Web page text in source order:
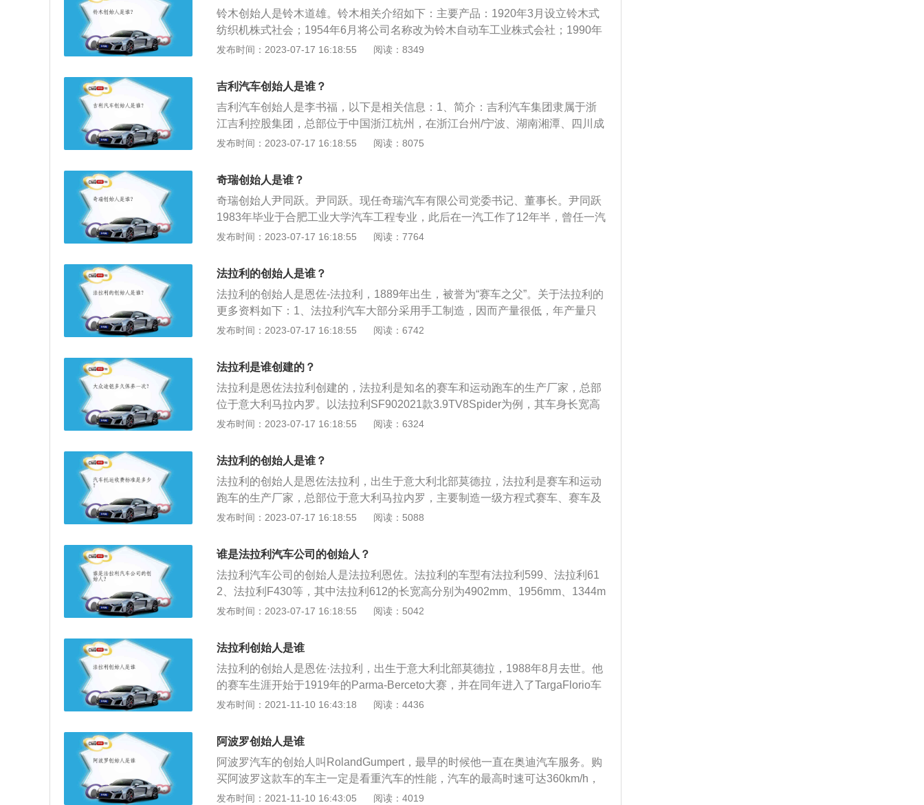
灭。
铃木创始人是铃木道雄。铃木相关介绍如下：主要产品：1920年3月设立铃木式
纺织机株式社会；1954年6月将公司名称改为铃木自动车工业株式会社；1990年
10月将公司名称改为铃木株式会社。主要产品：汽车、摩托车、舷外机、摩托
木商标图案中的“S”是“SUZUKI”的第一个大写字母，它给人以无穷力量的感觉，
象征无限发展的铃木汽车公司。
发布时间：2023-07-17 16:18:55 阅读：8349
吉利汽车创始人是谁？
吉利汽车创始人是李书福，以下是相关信息：1、简介：吉利汽车集团隶属于浙
江吉利控股集团，总部位于中国浙江杭州，在浙江台州/宁波、湖南湘潭、四川成
都、陕西宝鸡、山西晋中等地建有汽车整车和动力总成制造基地，并在白俄罗斯
牌3.0时代的六块宝石设计理念，以延展的宇宙为设计源点，将星光银、深空灰和
地球蓝融汇其中，展示了吉利汽车从品牌3.0时代的蓝天大地，升级为对广袤宇宙
的追求。
发布时间：2023-07-17 16:18:55 阅读：8075
奇瑞创始人是谁？
奇瑞创始人尹同跃。尹同跃。现任奇瑞汽车有限公司党委书记、董事长。尹同跃
1983年毕业于合肥工业大学汽车工程专业，此后在一汽工作了12年半，曾任一汽
大众的车间主任，当选过一汽的“十大杰出青年”，在一汽小有名气。以瑞虎5为
了艾瑞泽系家族化经典的H.D.S水流动感车身设计理念，设计师将中国传统文
化“五行”之中的“水”元素，融入艾瑞泽5的车身造型之中。H.D.S水流车身动感设计
理念同样运用在艾瑞泽5的车侧。三条显著的侧身特征线如“激流之水”，勾勒出艾
瑞泽5车侧的层次感、跃动感和掩盖不住的飞扬激情。2、动力方面：首批上市的
艾瑞泽5搭配了1.5L自然吸气发动机，最大功率116马力，最大扭矩141N.m，与
能，CVT变速箱带有经济模式（ECO）和运动模式（sport），可提供更丰富的驾
驶模式。得益于整车轻量化优化应用，整车重量大幅减轻，手动挡车型15-50km/
h加速仅需5秒，不仅加速和操控性能突出，节油表现优异，搭载智能启停系统和
发布时间：2023-07-17 16:18:55 阅读：7764
法拉利的创始人是谁？
法拉利的创始人是恩佐-法拉利，1889年出生，被誉为“赛车之父”。关于法拉利的
更多资料如下：1、法拉利汽车大部分采用手工制造，因而产量很低，年产量只
有约4000辆。法拉利的汽车产量有所增加，2009年共向最终用户交付6250辆汽
法拉利汽车都是由创始人恩佐·法拉利设计。以一个赛车运动员和艺术家的双重身
份设计汽车，因而作品既有强烈的动感和艳丽的色彩，同时又把在驾驶室的每一
部件都能设计得天衣无缝，让驾驶员操作起来得心应手。3、法拉利所使用的传
奇标志有着非同寻常的起源。该标志起初是作为个人徽章，由备受重勋的意大利
一战飞行员空军烈士弗朗西斯科·巴拉卡使用，并将徽章绘在所驾驶飞机的机身
发布时间：2023-07-17 16:18:55 阅读：6742
法拉利是谁创建的？
法拉利是恩佐法拉利创建的，法拉利是知名的赛车和运动跑车的生产厂家，总部
位于意大利马拉内罗。以法拉利SF902021款3.9TV8Spider为例，其车身长宽高
分别为4704mm、1973mm、1191mm，轴距为2650mm，采用2门2座硬顶敞篷
机，最大功率574kw，最大扭矩800nm，匹配8速双离合变速箱，驱动方式为中
置四驱。
发布时间：2023-07-17 16:18:55 阅读：6324
法拉利的创始人是谁？
法拉利的创始人是恩佐法拉利，出生于意大利北部莫德拉，法拉利是赛车和运动
跑车的生产厂家，总部位于意大利马拉内罗，主要制造一级方程式赛车、赛车及
高性能跑车。法拉利盾牌法人黄色底色取自于摩德纳的金丝雀，以纪念恩佐法拉
秉承了公司的传统，即制造面向驾驶员的汽车，这些跑车具有无限超强的动能、
高级的空气动力特性以及Pininfarina设计的绝对优美的线条。
发布时间：2023-07-17 16:18:55 阅读：5088
谁是法拉利汽车公司的创始人？
法拉利汽车公司的创始人是法拉利恩佐。法拉利的车型有法拉利599、法拉利61
2、法拉利F430等，其中法拉利612的长宽高分别为4902mm、1956mm、1344m
m，轴距为2950mm，车重1840千克。该车配备了排量为5748cc的65V12发动
74cc发动机整整高出了98hp，最大输出功率为540马力，扭矩是588牛米。
发布时间：2023-07-17 16:18:55 阅读：5042
法拉利创始人是谁
法拉利的创始人是恩佐·法拉利，出生于意大利北部莫德拉，1988年8月去世。他
的赛车生涯开始于1919年的Parma-Berceto大赛，并在同年进入了TargaFlorio车
队。1920年，恩佐·法拉利转入AlfaRomeo，并在之后的20年内建立了良好的关
董事。在1947年，法拉利建立了自己的汽车制造厂，生产出的第一辆车以他的名
字命名，并使用跳马作为车标。在之后的几年中，他又相继制造出Tipo166、Tip
o195、Tipo212、Tipo225等车型，并积极参加各项赛事，用于检验和宣传他的车
辆。1951年，在迈勒·米格拉尔汽车大赛上，Tipo375获得了胜利；在布宜诺斯艾
利斯1000千米汽车赛上，Tipo410又获得了胜利。1956年，法拉利获得了一级方
发布时间：2021-11-10 16:43:18 阅读：4436
阿波罗创始人是谁
阿波罗汽车的创始人叫RolandGumpert，最早的时候他一直在奥迪汽车服务。购
买阿波罗这款车的车主一定是看重汽车的性能，汽车的最高时速可达360km/h，
百公里加速时间只要三秒，在动力方面，该车搭载的是来自奥迪的8缸发动机，
发布时间：2021-11-10 16:43:05 阅读：4019